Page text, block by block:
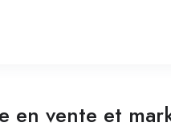
en vente et